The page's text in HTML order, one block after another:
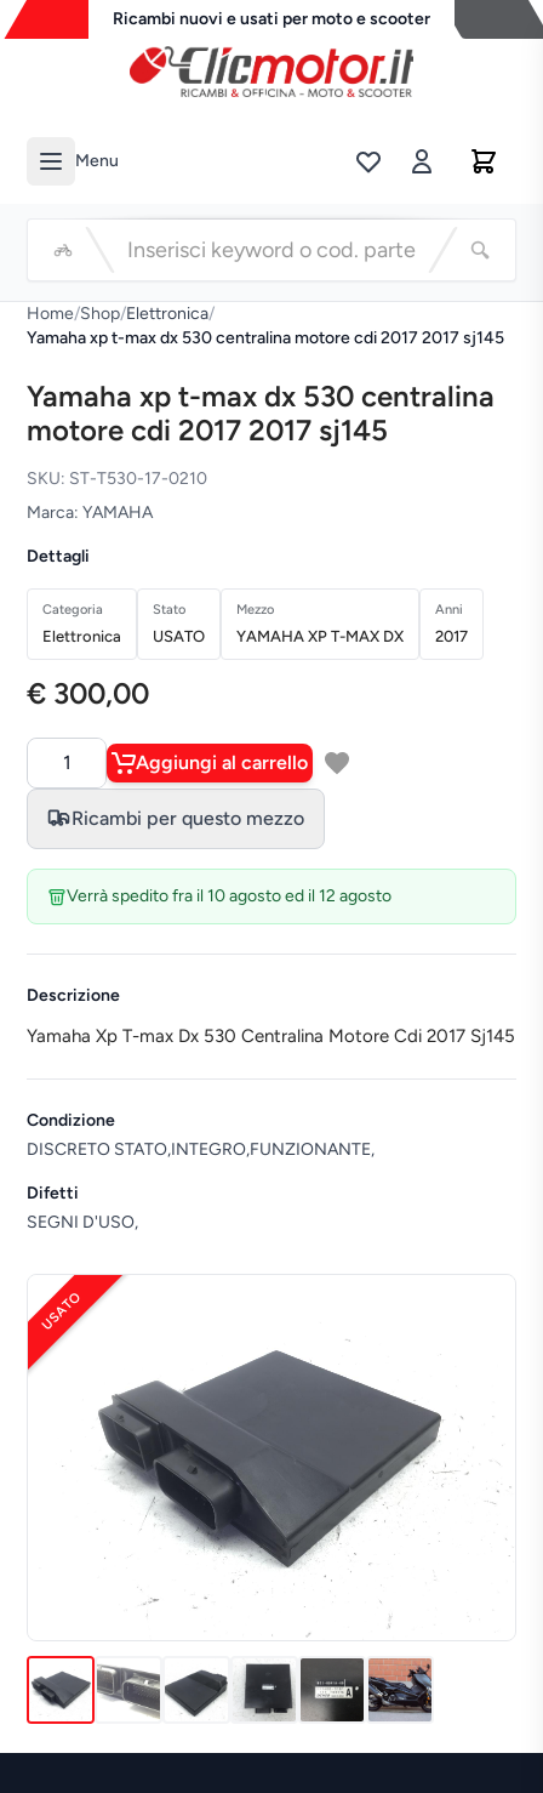
Ricambi nuovi e usati per moto e scooter
Menu
Home/Shop/Elettronica/
Yamaha xp t-max dx 530 centralina motore cdi 2017 2017 sj145
USATO
Yamaha xp t-max dx 530 centralina
motore cdi 2017 2017 sj145
SKU: ST-T530-17-0210
Marca: YAMAHA
Dettagli
Categoria
Elettronica
Stato
USATO
Mezzo
YAMAHA XP T-MAX DX
Anni
2017
€ 300,00
Quantità
Aggiungi al carrello
Ricambi per questo mezzo
Verrà spedito fra il 10 agosto ed il 12 agosto
Descrizione
Yamaha Xp T-max Dx 530 Centralina Motore Cdi 2017 Sj145
Condizione
DISCRETO STATO,INTEGRO,FUNZIONANTE,
Difetti
SEGNI D'USO,